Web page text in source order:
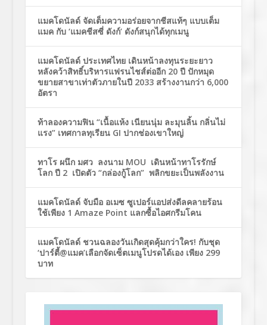
แมคโดนัลด์ จัดเต็มความอร่อยจากชีสแท้ๆ แบบเต็ม
แมค กับ ‘แมคชีสซี่ ดังก์’ ดังก์สนุกได้ทุกเมนู
แมคโดนัลด์ ประเทศไทย เดินหน้าลงทุนระยะยาว
หลังคว้าสิทธิ์บริหารแฟรนไชส์ต่ออีก 20 ปี ปักหมุด
ขยายสาขาเท่าตัวภายในปี 2033 สร้างงานกว่า 6,000
อัตรา
ท้าลองความฟิน “เนื้อแห้ง เนียนนุ่ม ละมุนลิ้น กลิ่นไม่
แรง” เทศกาลทุเรียน GI ปากช่องเขาใหญ่
ทาโร ผนึก มศว ลงนาม MOU เดินหน้าทาโรรักษ์
โลก ปี 2 เปิดตัว “กล่องกู้โลก” พลิกขยะเป็นพลังงาน
แมคโดนัลด์ จับมือ อเมซ ซูเปอร์แอปส่งดีลคลายร้อน
ใช้เพียง 1 Amaze Point แลกซื้อไอศกรีมโคน
แมคโดนัลด์ ชวนฉลองวันเกิดสุดคุ้มกว่าใคร! กับชุด
‘ปาร์ตี้@แมค’เลือกจัดเซ็ตเมนูโปรดได้เอง เพียง 299
บาท